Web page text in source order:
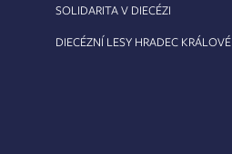
SOLIDARITA V DIECÉZI
DIECÉZNÍ LESY HRADEC KRÁLOVÉ